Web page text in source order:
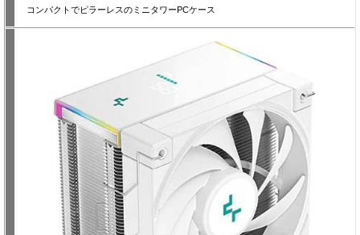
コンパクトでピラーレスのミニタワーPCケース